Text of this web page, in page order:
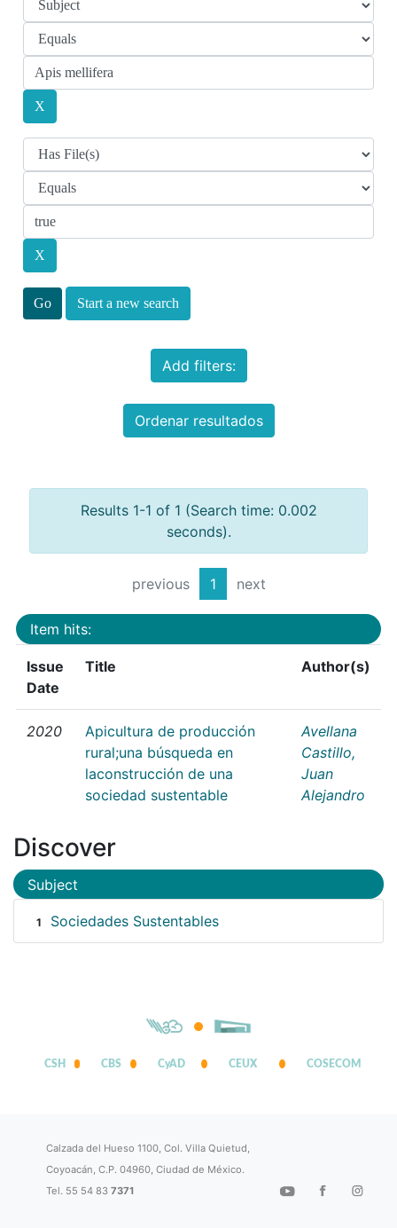
Start a new search
Add filters:
Ordenar resultados
Results 1-1 of 1 (Search time: 0.002
seconds).
previous 1 next
Item hits:
Issue
Date
Title Author(s)
2020
Apicultura de producción
rural;una búsqueda en
laconstrucción de una
sociedad sustentable
Avellana
Castillo,
Juan
Alejandro
Discover
Subject
1 Sociedades Sustentables
CSH CBS CyAD CEUX COSECOM
Calzada del Hueso 1100, Col. Villa Quietud,
Coyoacán, C.P. 04960, Ciudad de México.
Tel. 55 54 837371